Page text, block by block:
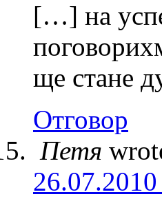
[…] на
ще стане
Отговор
Петя